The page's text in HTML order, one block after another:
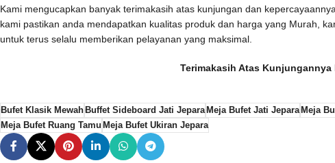
Kami mengucapkan banyak terimakasih atas kunjungan dan
kami pastikan anda mendapatkan kualitas produk dan harga yang Murah,
untuk terus selalu memberikan pelayanan yang maksimal.
Terimakasih Atas Kunjungannya
Bufet Klasik MewahBuffet Sideboard Jati JeparaMeja Bufet Jati JeparaMeja
Meja Bufet Ruang Tamu Meja Bufet Ukiran Jepara